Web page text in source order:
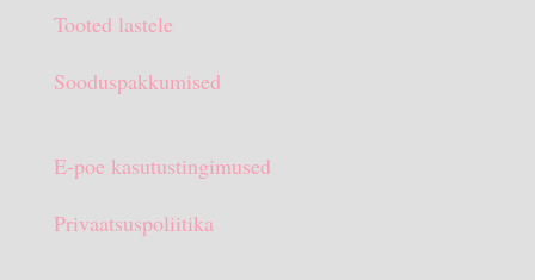
Tooted lastele
Sooduspakkumised
E-poe kasutustingimused
Privaatsuspoliitika